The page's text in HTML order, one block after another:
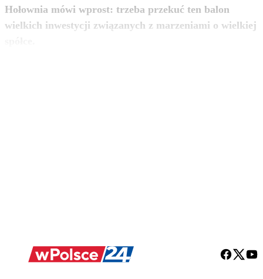
Hołownia mówi wprost: trzeba przekuć ten balon
wielkich inwestycji związanych z marzeniami o wielkiej
zobacz więcej